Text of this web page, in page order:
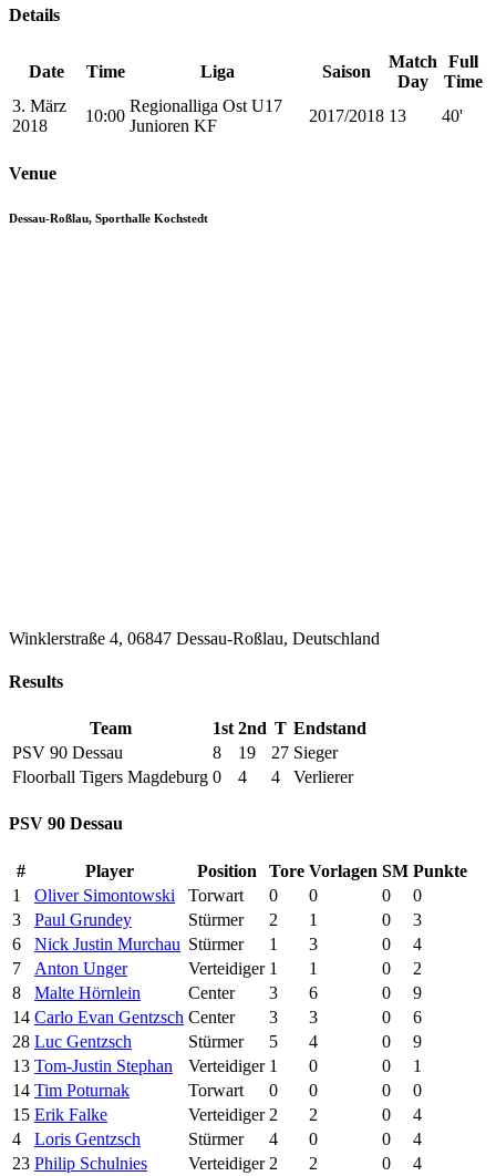
Details
Date Time Liga Saison
Match
Day
Full
Time
3. März
2018
10:00
Regionalliga Ost U17
Junioren KF
2017/2018 13 40'
Venue
Dessau-Roßlau, Sporthalle Kochstedt
Winklerstraße 4, 06847 Dessau-Roßlau, Deutschland
Results
Team 1st 2nd T Endstand
PSV 90 Dessau
8 19 27 Sieger
Floorball Tigers Magdeburg 0 4 4 Verlierer
PSV 90 Dessau
# Player Position Tore Vorlagen SM Punkte
1
Oliver Simontowski Torwart 0 0 0
0
3
Paul Grundey Stürmer 2 1 0
3
6
Nick Justin Murchau Stürmer 1 3 0
4
7
Anton Unger Verteidiger 1 1 0
2
8
Malte Hörnlein Center 3 6 0
9
14 Carlo Evan Gentzsch Center 3 3 0
6
28 Luc Gentzsch Stürmer 5 4 0
9
13 Tom-Justin Stephan Verteidiger 1 0 0
1
14 Tim Poturnak Torwart 0 0 0
0
15 Erik Falke Verteidiger 2 2 0
4
4
Loris Gentzsch Stürmer 4 0 0
4
23 Philip Schulnies Verteidiger 2 2 0
4